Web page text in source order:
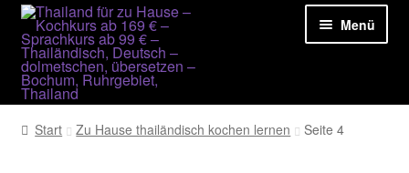
Zur
Navigation
springen
Zum
Inhalt
springen
Menü
Unsere Leistungen
Start Zu Hause thailändisch kochen lernen Seite 4